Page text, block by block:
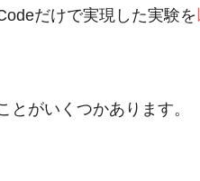
だけで実現した実験を
がいくつかあります。